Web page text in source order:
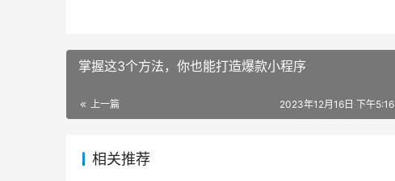
掌握这3个方法，你也能打造爆款小程序
上一篇 2023年12月16日 下午5:16
相关推荐